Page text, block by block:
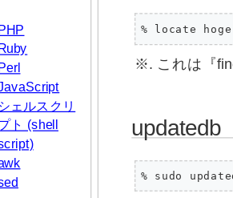
シェルスクリ
ト (shell
% locate hoge
※. これは『
updatedb
% sudo